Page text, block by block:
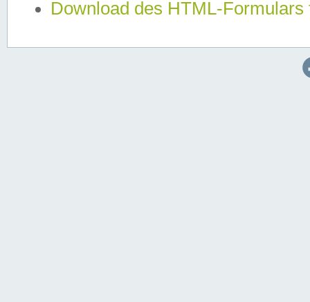
Download des HTML-